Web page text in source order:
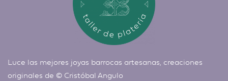
Luce las mejores joyas barrocas artesanas, creaciones
originales de © Cristóbal Angulo